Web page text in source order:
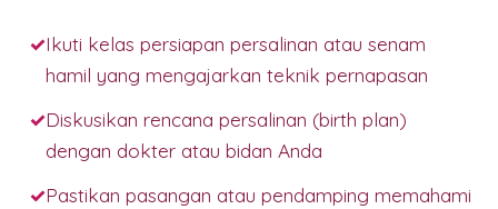
Ikuti kelas persiapan persalinan atau senam
hamil yang mengajarkan teknik pernapasan
Diskusikan rencana persalinan (birth plan)
dengan dokter atau bidan Anda
Pastikan pasangan atau pendamping memahami